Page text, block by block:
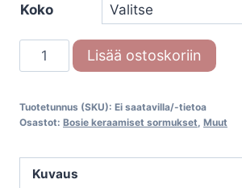
Koko
Bosie
sormus
määrä
Lisää ostoskoriin
Tuotetunnus (SKU): Ei saatavilla/-tietoa
Osastot: Bosie keraamiset sormukset Muut
Kuvaus